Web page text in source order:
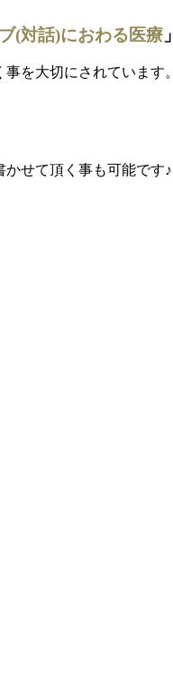
(対話)におわる医療 」
を大切にされています。
せて頂く事も可能です♪